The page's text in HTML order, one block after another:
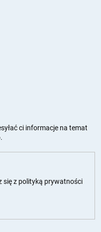
ci informacje na temat
się z polityką prywatności